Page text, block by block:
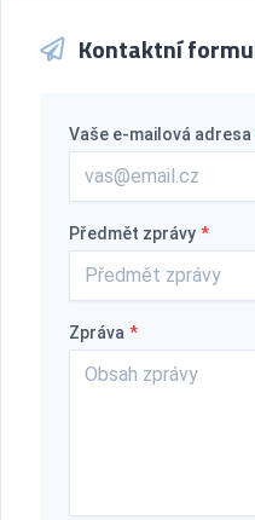
Kontaktní
Vaše e-mailová adresa
Předmět zprávy *
Zpráva *